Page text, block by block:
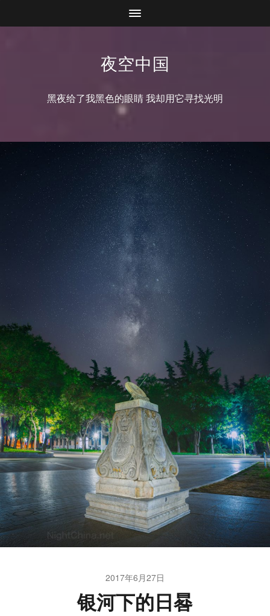
夜空中国
黑夜给了我黑色的眼睛 我却用它寻找光明
2017年6月27日
银河下的日晷